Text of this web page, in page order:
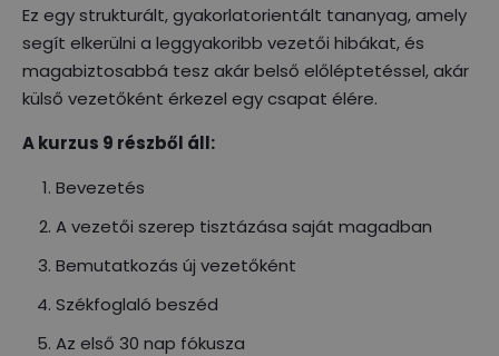
Ez egy strukturált, gyakorlatorientált tananyag, amely
segít elkerülni a leggyakoribb vezetői hibákat, és
magabiztosabbá tesz akár belső előléptetéssel, akár
külső vezetőként érkezel egy csapat élére.
A kurzus 9 részből áll:
Bevezetés
A vezetői szerep tisztázása saját magadban
Bemutatkozás új vezetőként
Székfoglaló beszéd
Az első 30 nap fókusza